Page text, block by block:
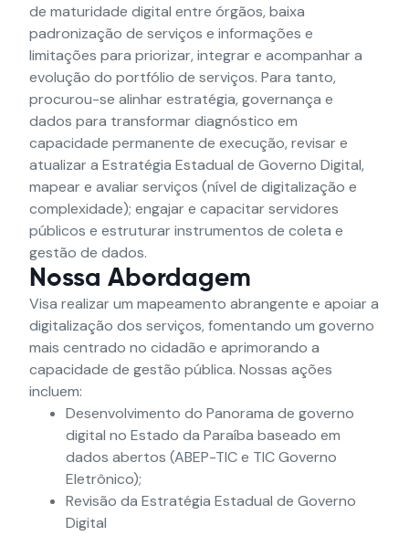
de maturidade digital entre órgãos, baixa
padronização de serviços e informações e
limitações para priorizar, integrar e acompanhar a
evolução do portfólio de serviços. Para tanto,
procurou-se alinhar estratégia, governança e
dados para transformar diagnóstico em
capacidade permanente de execução, revisar e
atualizar a Estratégia Estadual de Governo Digital,
mapear e avaliar serviços (nível de digitalização e
complexidade); engajar e capacitar servidores
públicos e estruturar instrumentos de coleta e
gestão de dados.
Nossa Abordagem
Visa realizar um mapeamento abrangente e apoiar a
digitalização dos serviços, fomentando um governo
mais centrado no cidadão e aprimorando a
capacidade de gestão pública. Nossas ações
incluem:
Desenvolvimento do Panorama de governo
digital no Estado da Paraíba baseado em
dados abertos (ABEP-TIC e TIC Governo
Eletrônico);
Revisão da Estratégia Estadual de Governo
Digital